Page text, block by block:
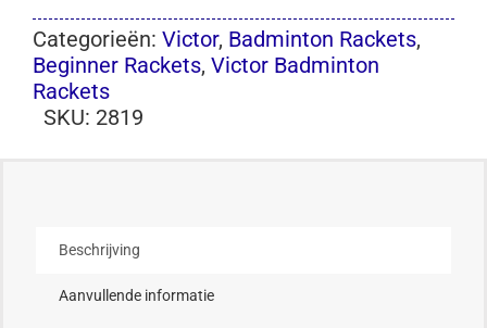
Categorieën: Victor, Badminton Rackets,
Beginner Rackets, Victor Badminton
Rackets
SKU: 2819
Beschrijving
Aanvullende informatie